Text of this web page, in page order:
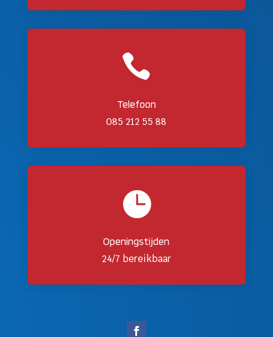

Telefoon
085 212 55 88

Openingstijden
24/7 bereikbaar